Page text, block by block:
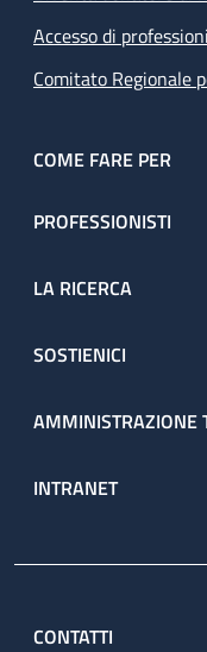
Accesso di
Comitato Regionale
COME FARE PER
PROFESSIONISTI
LA RICERCA
SOSTIENICI
AMMINISTRAZIONE
INTRANET
CONTATTI